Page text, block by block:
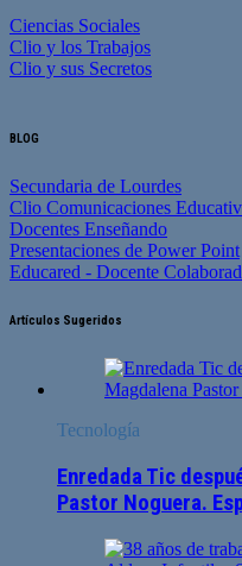
Ciencias Sociales
Clio y los Trabajos
Clio y sus Secretos
BLOG
Secundaria de Lourdes
Clio Comunicaciones
Docentes Enseñando
Presentaciones de Power Point
Educared - Docente
Artículos Sugeridos
Tecnología
Enredada Tic
Pastor Noguera.